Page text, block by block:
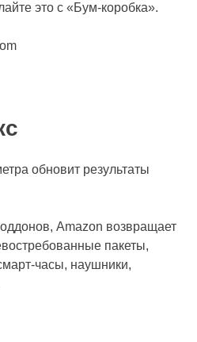
это с «Бум-коробка».
обновит результаты
Amazon возвращает
пакеты,
часы, наушники,